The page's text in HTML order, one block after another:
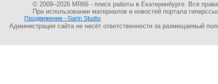
© 2009–2026 MR66 - поиск работы в Екатеринбурге. Все
При использовании материалов и новостей портала
Продвижение - Garin Studio
Администрация сайта не несёт ответственности за размещаемый